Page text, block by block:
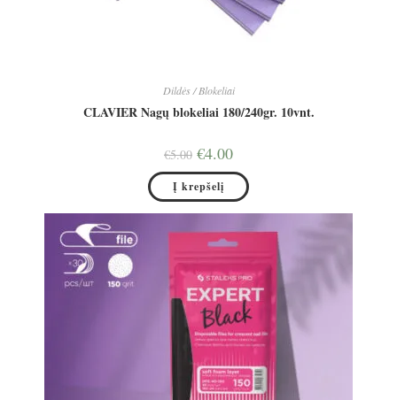
Dildės / Blokeliai
CLAVIER Nagų blokeliai 180/240gr. 10vnt.
€5.00 Original
price
was:
€5.00.
€4.00Current
is:
€4.00.
Į krepšelį